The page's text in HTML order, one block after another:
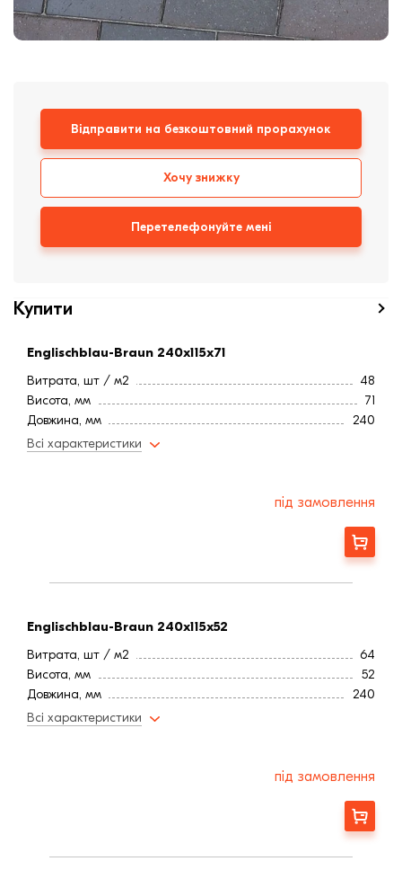
Клінкерная плитка
Відправити на безкоштовний прорахунок
Хочу знижку
Перетелефонуйте мені
Купити
Englischblau-Braun 240x115x71
Витрата, шт / м2
48
Висота, мм
71
Довжина, мм
240
Вага, кг
Серый
Всі характеристики
під замовлення
Замовити
Englischblau-Braun 240x115x52
Витрата, шт / м2
64
Висота, мм
52
Довжина, мм
240
Штук на піддоні
Німеччина
Фактурная
Всі характеристики
під замовлення
Замовити